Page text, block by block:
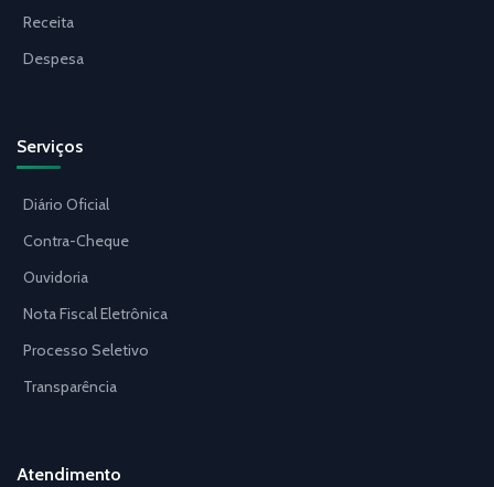
Receita
Despesa
Serviços
Diário Oficial
Contra-Cheque
Ouvidoria
Nota Fiscal Eletrônica
Processo Seletivo
Transparência
Atendimento